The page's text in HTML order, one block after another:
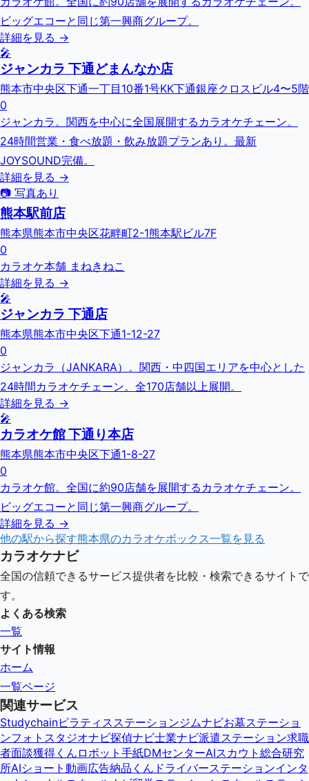
ビッグエコーと同じ第一興商グループ。
詳細を見る →
🎤
ジャンカラ 下通どまんなか店
熊本市中央区下通一丁目10番1号KK下通銀座クロスビル4〜5階
0
ジャンカラ。関西を中心に全国展開するカラオケチェーン。
24時間営業・食べ放題・飲み放題プランあり。最新
JOYSOUND完備。
詳細を見る →
📷 写真あり
熊本駅前店
熊本県熊本市中央区花畔町2-1熊本駅ビル7F
0
カラオケ本舗 まねきねこ
詳細を見る →
🎤
ジャンカラ 下通店
熊本県熊本市中央区下通1-12-27
0
ジャンカラ（JANKARA）。関西・中四国エリアを中心とした
24時間カラオケチェーン。全170店舗以上展開。
詳細を見る →
🎤
カラオケ館 下通り本店
熊本県熊本市中央区下通1-8-27
0
カラオケ館。全国に約90店舗を展開するカラオケチェーン。
ビッグエコーと同じ第一興商グループ。
詳細を見る →
他の駅から探す熊本県のカラオケボックス一覧を見る
カラオケナビ
全国の信頼できるサービス提供者を比較・検索できるサイトで
す。
よくある検索
一覧
サイト情報
ホーム
一覧ページ
関連サービス
Studychainピラティスステーションジムナビお墓ステーショ
ンフォトスタジオナビ探偵ナビ士業ナビ派遣ステーション求職
者面談獲得くん ロボット手紙DMセンターAIスカウト総合研究
所AIショート動画広告納品くん ドライバーステーションインタ